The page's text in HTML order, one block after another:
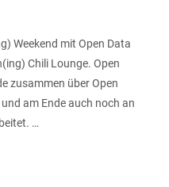
Weekend mit Open Data
Chili Lounge. Open
zusammen über Open
am Ende auch noch an
…